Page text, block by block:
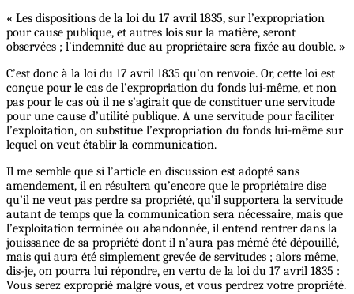
« Les dispositions de la loi du 17 avril 1835, sur l’expropriation
pour cause publique, et autres lois sur la matière, seront
observées ; l’indemnité due au propriétaire sera fixée au double. »
C’est donc à la loi du 17 avril 1835 qu’on renvoie. Or, cette loi est
conçue pour le cas de l’expropriation du fonds lui-même, et non
pas pour le cas où il ne s’agirait que de constituer une servitude
pour une cause d’utilité publique. A une servitude pour faciliter
l’exploitation, on substitue l’expropriation du fonds lui-même sur
lequel on veut établir la communication.
Il me semble que si l’article en discussion est adopté sans
amendement, il en résultera qu’encore que le propriétaire dise
qu’il ne veut pas perdre sa propriété, qu’il supportera la servitude
autant de temps que la communication sera nécessaire, mais que
l’exploitation terminée ou abandonnée, il entend rentrer dans la
jouissance de sa propriété dont il n’aura pas mémé été dépouillé,
mais qui aura été simplement grevée de servitudes ; alors même,
dis-je, on pourra lui répondre, en vertu de la loi du 17 avril 1835 :
Vous serez exproprié malgré vous, et vous perdrez votre propriété.